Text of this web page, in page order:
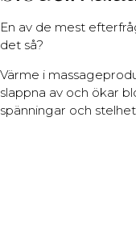
En av de mest
det så?
Värme i
slappna av och ökar
spänningar och